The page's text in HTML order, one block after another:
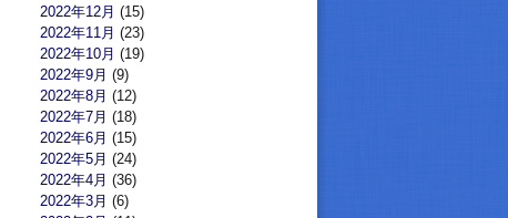
2022年12月 (15)
2022年11月 (23)
2022年10月 (19)
2022年9月 (9)
2022年8月 (12)
2022年7月 (18)
2022年6月 (15)
2022年5月 (24)
2022年4月 (36)
2022年3月 (6)